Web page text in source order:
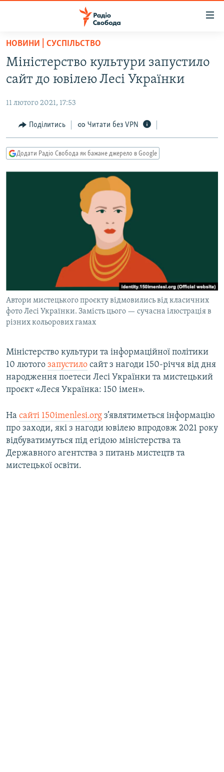
Перейти
основного
матеріалу
до
навігації
Перейти
до
ВСЕ ЗА ДОБУ
ПОЛІТИКА
ЕКОНОМІКА
КУЛЬТУРА
ВІЙНА
РОСІЙСЬКА «ФІЛЬТРАЦІЯ»
КРИМ.РЕАЛІЇ
СПЕЦПРОЄКТИ
КРИМ РЕАЛІЇ
РУС
КТАТ
ДОЛУЧАЙСЯ!
Усі сайти RFE/RL
НОВИНИ | СУСПІЛЬСТВО
Міністерство культури запустило
сайт до ювілею Лесі Українки
11 лютого 2021, 17:53
Поділитись Читати без VPN
Додати Радіо Свобода як бажане джерело в Google
Автори мистецького проєкту відмовились від класичних
фото Лесі Українки. Замість цього — сучасна ілюстрація в
різних кольорових гамах
Міністерство культури та інформаційної політики
10 лютого запустило сайт з нагоди 150-річчя від дня
народження поетеси Лесі Українки та мистецький
проєкт «Леся Українка: 150 імен».
На сайті 150imenlesi.org з’являтиметься інформацію
про заходи, які з нагоди ювілею впродовж 2021 року
відбуватимуться під егідою міністерства та
Державного агентства з питань мистецтв та
мистецької освіти.